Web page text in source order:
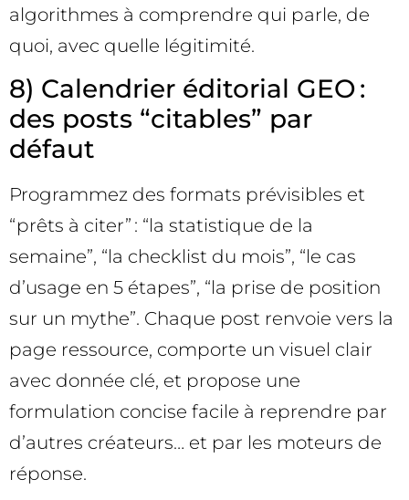
algorithmes à comprendre qui parle, de
quoi, avec quelle légitimité.
8) Calendrier éditorial GEO :
des posts “citables” par
défaut
Programmez des formats prévisibles et
“prêts à citer” : “la statistique de la
semaine”, “la checklist du mois”, “le cas
d’usage en 5 étapes”, “la prise de position
sur un mythe”. Chaque post renvoie vers la
page ressource, comporte un visuel clair
avec donnée clé, et propose une
formulation concise facile à reprendre par
d’autres créateurs… et par les moteurs de
réponse.